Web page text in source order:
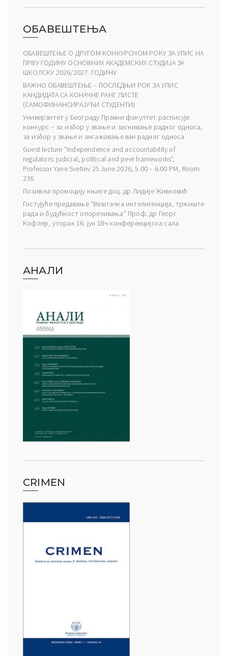
ОБАВЕШТЕЊА
ОБАВЕШТЕЊЕ О ДРУГОМ КОНКУРСНОМ РОКУ ЗА УПИС НА
ПРВУ ГОДИНУ ОСНОВНИХ АКАДЕМСКИХ СТУДИЈА ЗА
ШКОЛСКУ 2026/2027. ГОДИНУ
ВАЖНО ОБАВЕШТЕЊЕ – ПОСЛЕДЊИ РОК ЗА УПИС
КАНДИДАТА СА КОНАЧНЕ РАНГ ЛИСТЕ
(САМОФИНАНСИРАЈУЋИ СТУДЕНТИ)
Универзитет у Београду Правни факултет расписује
конкурс – за избор у звање и заснивање радног односа,
за избор у звање и ангажовање ван радног односа
Guest lecture “Independence and accountability of
regulators: judicial, political and peer frameworks”,
Professor Yane Svetiev 25 June 2026, 5.00 – 6.00 PM, Room
236
Позив на промоцију књиге доц. др Лидије Живковић
Гостујуће предавање “Вештачка интелигенција, тржиште
рада и будућност опорезивања” Проф. др Георг
Кофлер, уторак 16. јун 18ч конференцијска сала
АНАЛИ
CRIMEN